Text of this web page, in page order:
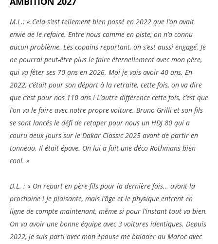
M.L.: « Cela s’est tellement bien passé en 2022 que l’on avait
envie de le refaire. Entre nous comme en piste, on n’a connu
aucun problème. Les copains repartant, on s’est aussi engagé. Je
ne pourrai peut-être plus le faire éternellement avec mon père,
qui va fêter ses 70 ans en 2026. Moi je vais avoir 40 ans. En
2022, c’était pour son départ à la retraite, cette fois, on va dire
que c’est pour nos 110 ans ! L’autre différence cette fois, c’est que
l’on va le faire avec notre propre voiture. Bruno Grilli et son fils
se sont lancés le défi de retaper pour nous un HDJ 80 qui a
couru deux jours sur le Dakar Classic 2025 avant de partir en
tonneau. Il était épave. On lui a fait une déco Rothmans bien
cool. »
D.L. : « On repart en père-fils pour la dernière fois… avant la
prochaine ! Je plaisante, mais l’âge et le physique entrent en
ligne de compte maintenant, même si pour l’instant tout va bien.
On va avoir une bonne équipe avec 3 voitures identiques. Depuis
2022, je suis parti avec mon épouse me balader au Maroc avec